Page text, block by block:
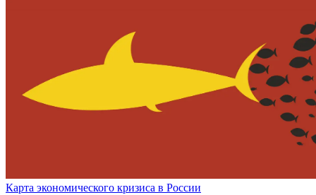
Карта экономического кризиса в России